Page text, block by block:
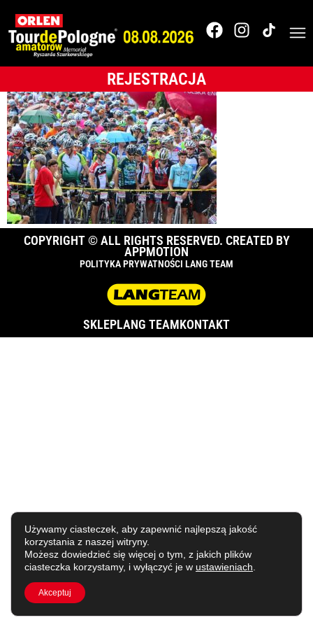
REJESTRACJA
Tour de Pologne
2017
COPYRIGHT © ALL RIGHTS RESERVED. CREATED BY
APPMOTION
POLITYKA PRYWATNOŚCI LANG TEAM
SKLEPLANG TEAMKONTAKT
Używamy ciasteczek, aby zapewnić najlepszą jakość
korzystania z naszej witryny.
Możesz dowiedzieć się więcej o tym, z jakich plików
ciasteczka korzystamy, i wyłączyć je w ustawieniach
Akceptuj